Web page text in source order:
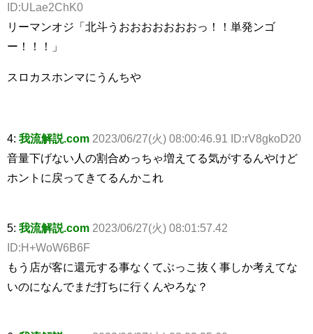
ID:ULae2ChK0
リーマンオジ「北斗うおおおおおおおっ！！単発ンゴ
ー！！！」
スロカスホンマにうんちや
4: 我流解説.com 2023/06/27(火) 08:00:46.91 ID:rV8gkoD20
音量下げない人の割合めっちゃ増えてる気がするんやけど
ホントに戻ってきてるんかこれ
5: 我流解説.com 2023/06/27(火) 08:01:57.42
ID:H+WoW6B6F
もう店が客に還元する事なくてぶっこ抜く事しか考えてな
いのになんでまだ打ちに行くんやろな？